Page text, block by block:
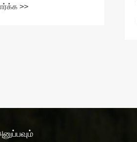
11 முக்கிய
>>